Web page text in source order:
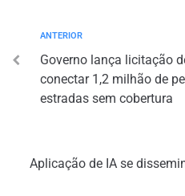
ANTERIOR
Governo lança licitação
conectar 1,2 milhão de
estradas sem cobertura
Aplicação de IA se